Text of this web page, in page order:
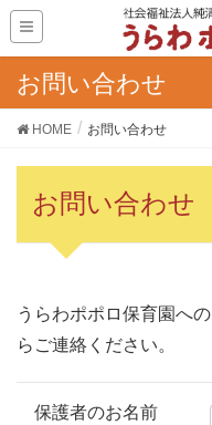
お問い合わせ
HOME お問い合わせ
お問い合わせ
うらわポポロ保育園へ
らご連絡ください。
保護者のお名前